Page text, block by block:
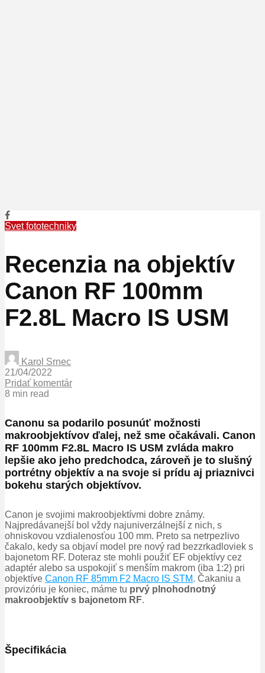
Svet fototechniky
Recenzia na objektív
Canon RF 100mm
F2.8L Macro IS USM
Karol Srnec
21/04/2022
Pridať komentár
8 min read
Canonu sa podarilo posunúť možnosti
makroobjektívov ďalej, než sme očakávali. Canon
RF 100mm F2.8L Macro IS USM zvláda makro
lepšie ako jeho predchodca, zároveň je to slušný
portrétny objektív a na svoje si prídu aj priaznivci
bokehu starých objektívov.
Canon je svojimi makroobjektívmi dobre známy.
Najpredávanejší bol vždy najuniverzálnejší z nich, s
ohniskovou vzdialenosťou 100 mm. Preto sa netrpezlivo
čakalo, kedy sa objaví model pre nový rad bezzrkadloviek s
bajonetom RF. Doteraz ste mohli použiť EF objektívy cez
adaptér alebo sa uspokojiť s menším makrom (iba 1:2) pri
objektíve Canon RF 85mm F2 Macro IS STM. Čakaniu a
provizóriu je koniec, máme tu prvý plnohodnotný
makroobjektív s bajonetom RF.
Špecifikácia